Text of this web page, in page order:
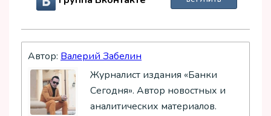
Автор: Валерий Забелин
Журналист издания «Банки
Сегодня». Автор новостных и
аналитических материалов.